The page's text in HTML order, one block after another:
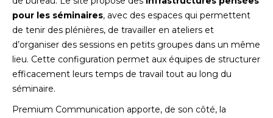
pour les séminaires, avec des espaces qui permettent
de tenir des plénières, de travailler en ateliers et
d’organiser des sessions en petits groupes dans un même
lieu. Cette configuration permet aux équipes de structurer
efficacement leurs temps de travail tout au long du
séminaire.
Premium Communication apporte, de son côté, la